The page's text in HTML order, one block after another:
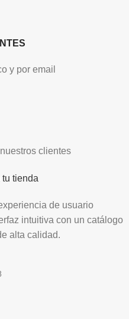
y por email
clientes
de usuario
intuitiva con un catálogo
alta calidad.